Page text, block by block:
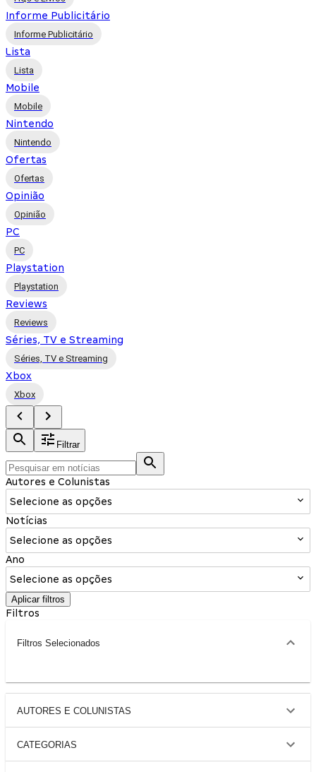
Informe Publicitário
Informe Publicitário
Lista
Lista
Mobile
Mobile
Nintendo
Nintendo
Ofertas
Ofertas
Opinião
Opinião
PC
PC
Playstation
Playstation
Reviews
Reviews
Séries, TV e Streaming
Séries, TV e Streaming
Xbox
Xbox
Filtrar
Autores e Colunistas
Selecione as opções
Notícias
Selecione as opções
Ano
Selecione as opções
Aplicar filtros
Filtros
Filtros Selecionados
AUTORES E COLUNISTAS
CATEGORIAS